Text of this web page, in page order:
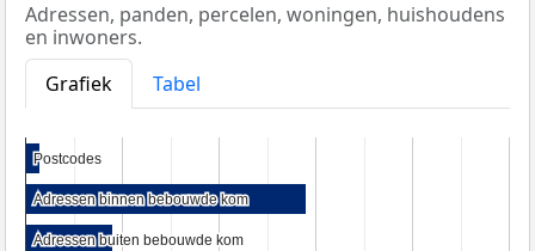
Adressen, panden, percelen, woningen, huishoudens
en inwoners.
Grafiek
Tabel
Postcodes
Postcodes
Adressen binnen bebouwde kom
Adressen binnen bebouwde kom
Adressen buiten bebouwde kom
Adressen buiten bebouwde kom